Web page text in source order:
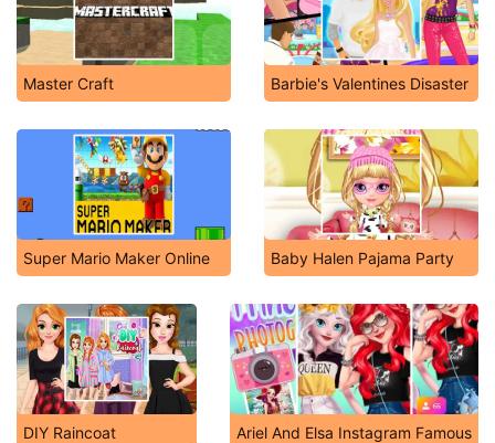
Master Craft Barbie's Valentines Disaster
Super Mario Maker Online Baby Halen Pajama Party
DIY Raincoat Ariel And Elsa Instagram Famous